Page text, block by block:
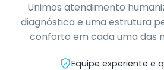
Unimos atendimento
diagnóstica e uma estrutura
conforto em cada uma das
Equipe experiente e